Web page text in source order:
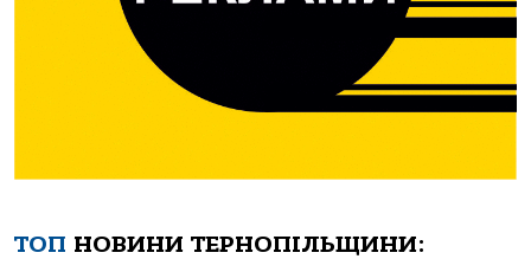
ТОП НОВИНИ ТЕРНОПІЛЬЩИНИ: